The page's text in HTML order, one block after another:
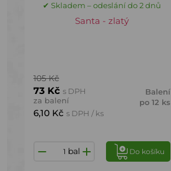
✔ Skladem – odeslání do 2 dnů
Santa - zlatý
105 Kč
73 Kč s DPH
za balení
6,10 Kč s DPH / ks
Balení
po 12 ks
bal Do košíku